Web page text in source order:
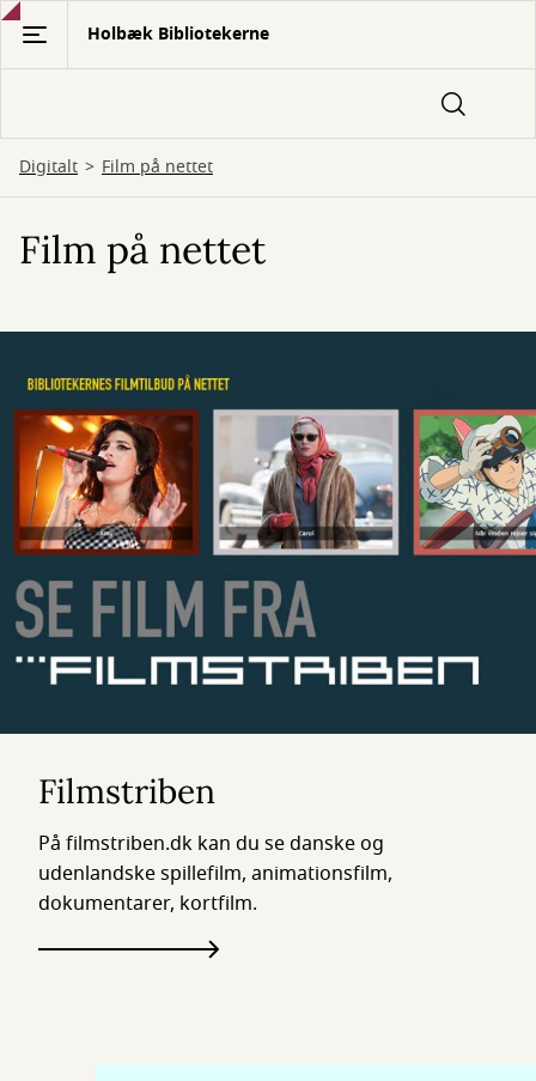
Gå
hovedindhold
Holbæk Bibliotekerne
Digitalt Film på nettet
Film på nettet
Filmstriben
På filmstriben.dk kan du se danske og
udenlandske spillefilm, animationsfilm,
dokumentarer, kortfilm.